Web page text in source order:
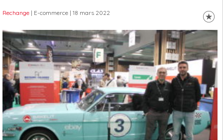
Rechange | E-commerce | 18 mars 2022